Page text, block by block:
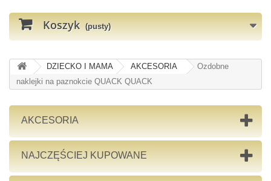
Koszyk (pusty)
DZIECKO I MAMA AKCESORIA
Ozdobne
naklejki na paznokcie QUACK QUACK
AKCESORIA
NAJCZĘŚCIEJ KUPOWANE